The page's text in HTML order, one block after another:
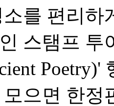
를 편리하
스탬프
으면 한정